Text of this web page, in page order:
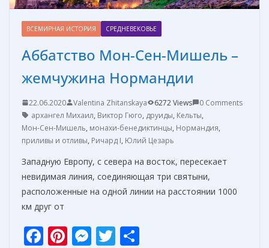
ВСЕМИРНАЯ ИСТОРИЯ СРЕДНЕВЕКОВЬЕ
Аббатство Мон-Сен-Мишель –
жемчужина Нормандии
22.06.2020 Valentina Zhitanskaya 6272 Views
0 Comments
архангел Михаил, Виктор Гюго, друиды, Кельты,
Мон-Сен-Мишель, монахи-бенедиктинцы, Нормандия,
приливы и отливы, Ричард I, Юлий Цезарь
Западную Европу, с севера на восток, пересекает
невидимая линия, соединяющая три святыни,
расположенные на одной линии на расстоянии 1000
км друг от
F Pi M T